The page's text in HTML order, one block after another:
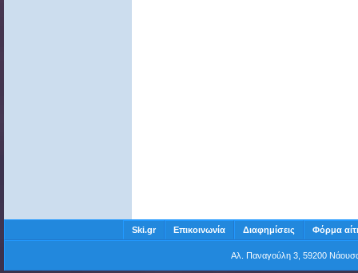
Ski.gr Επικοινωνία Διαφημίσεις Φόρμα
Αλ. Παναγούλη 3, 59200